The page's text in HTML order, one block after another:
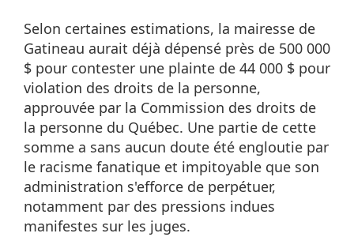
Selon certaines estimations, la mairesse de
Gatineau aurait déjà dépensé près de 500 000
$ pour contester une plainte de 44 000 $ pour
violation des droits de la personne,
approuvée par la Commission des droits de
la personne du Québec. Une partie de cette
somme a sans aucun doute été engloutie par
le racisme fanatique et impitoyable que son
administration s'efforce de perpétuer,
notamment par des pressions indues
manifestes sur les juges.